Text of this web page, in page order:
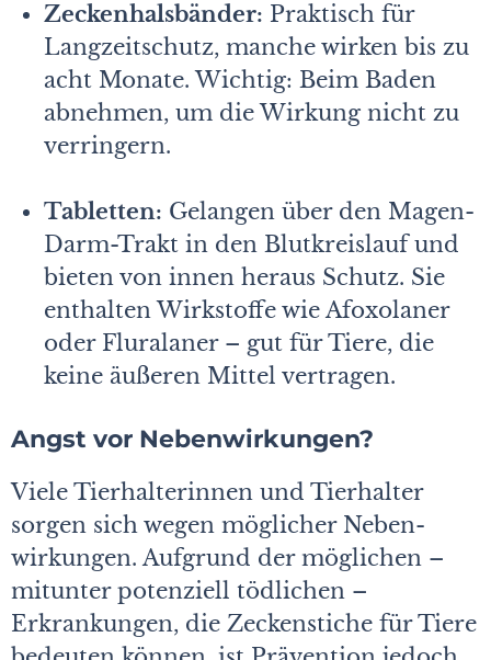
Zeckenhalsbänder: Praktisch für
Langzeitschutz, manche wirken bis zu
acht Monate. Wichtig: Beim Baden
abnehmen, um die Wirkung nicht zu
verringern.
Tabletten: Gelangen über den Magen-
Darm-Trakt in den Blutkreislauf und
bieten von innen heraus Schutz. Sie
enthalten Wirkstoffe wie Afoxolaner
oder Fluralaner – gut für Tiere, die
keine äußeren Mittel vertragen.
Angst vor Nebenwirkungen?
Viele Tierhalterinnen und Tierhalter
sorgen sich wegen möglicher Neben­
wirkungen. Aufgrund der möglichen –
mitunter potenziell tödlichen –
Erkrankungen, die Zeckenstiche für Tiere